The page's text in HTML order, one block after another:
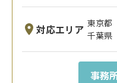
対応エリア 東京都
千葉県
事務